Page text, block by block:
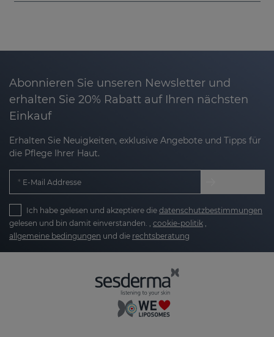
Abonnieren Sie unseren Newsletter und
erhalten Sie 20% Rabatt auf Ihren nächsten
Einkauf
Erhalten Sie Neuigkeiten, exklusive Angebote und Tipps für
die Pflege Ihrer Haut.
E-Mail Addresse
Ich habe gelesen und akzeptiere die datenschutzbestimmungen
gelesen und bin damit einverstanden. , cookie-politik
allgemeine bedingungen und die rechtsberatung